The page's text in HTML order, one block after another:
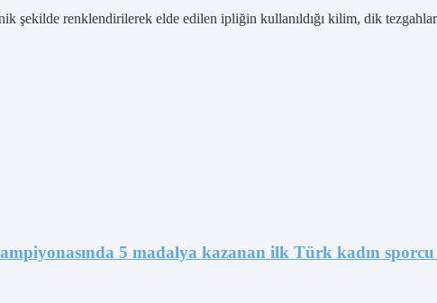
şekilde renklendirilerek elde edilen ipliğin kullanıldığı kilim, dik
5 madalya kazanan ilk Türk kadın